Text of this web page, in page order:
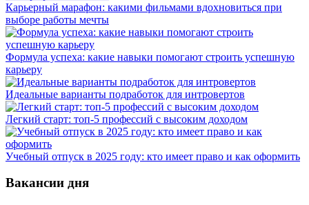
Карьерный марафон: какими фильмами вдохновиться при
выборе работы мечты
Формула успеха: какие навыки помогают строить успешную
карьеру
Идеальные варианты подработок для интровертов
Легкий старт: топ-5 профессий с высоким доходом
Учебный отпуск в 2025 году: кто имеет право и как оформить
Вакансии дня